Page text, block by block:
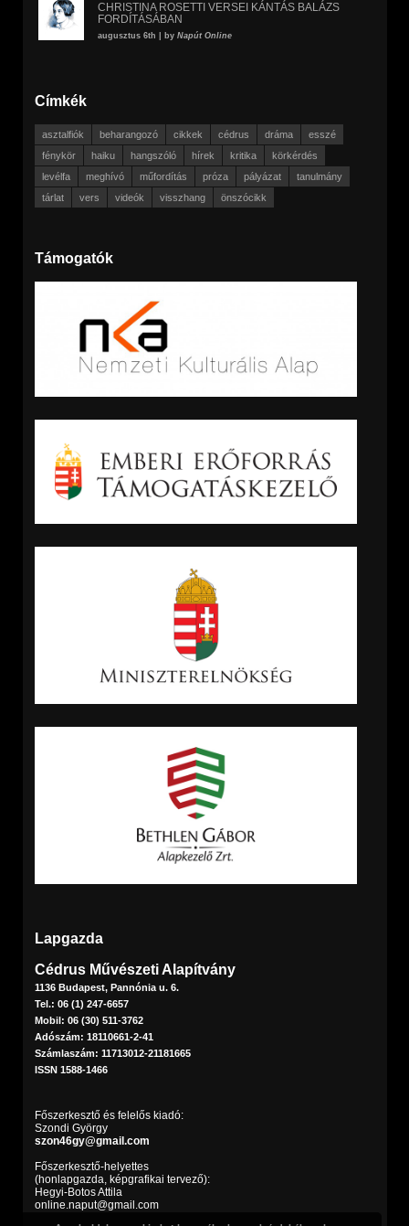
CHRISTINA ROSETTI VERSEI KÁNTÁS BALÁZS
FORDÍTÁSÁBAN
augusztus 6th | by Napút Online
Címkék
asztalfiók beharangozó cikkek cédrus dráma
esszé
fénykör
haiku hangszóló hírek kritika
körkérdés
levélfa
meghívó műfordítás próza pályázat
tanulmány
tárlat
vers videók visszhang önszócikk
Támogatók
Lapgazda
Cédrus Művészeti Alapítvány
1136 Budapest, Pannónia u. 6.
Tel.: 06 (1) 247-6657
Mobil: 06 (30) 511-3762
Adószám: 18110661-2-41
Számlaszám: 11713012-21181665
ISSN 1588-1466
Főszerkesztő és felelős kiadó:
Szondi György
szon46gy@gmail.com
Főszerkesztő-helyettes
(honlapgazda, képgrafikai tervező):
Hegyi-Botos Attila
online.naput@gmail.com